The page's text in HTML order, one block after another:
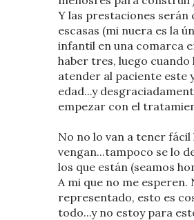
Y las prestaciones serán
escasas (mi nuera es la
infantil en una comarca
haber tres, luego cuando
atender al paciente este
edad...y
empezar con el
No no lo van a tener fácil
vengan...tampoco se lo
los que están (seamos
A mi que no me esperen.
representado, esto es
todo...y no estoy para